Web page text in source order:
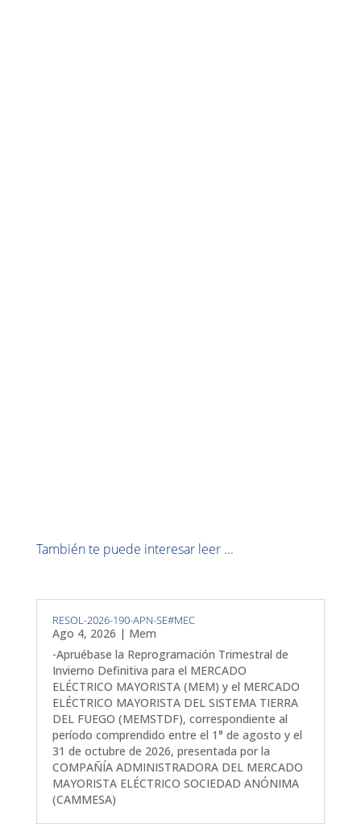
También te puede interesar leer ...
RESOL-2026-190-APN-SE#MEC
Ago 4, 2026 | Mem
-Apruébase la Reprogramación Trimestral de
Invierno Definitiva para el MERCADO
ELÉCTRICO MAYORISTA (MEM) y el MERCADO
ELÉCTRICO MAYORISTA DEL SISTEMA TIERRA
DEL FUEGO (MEMSTDF), correspondiente al
período comprendido entre el 1° de agosto y el
31 de octubre de 2026, presentada por la
COMPAÑÍA ADMINISTRADORA DEL MERCADO
MAYORISTA ELÉCTRICO SOCIEDAD ANÓNIMA
(CAMMESA)